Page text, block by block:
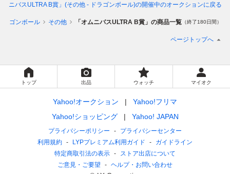
ムニバスULTRA B賞」(その他 - ドラゴンボール)の開催中のオークションに戻る
ラゴンボール その他 「オムニバスULTRA B賞」の商品一覧 （終了180日間）
ページトップへ
トップ 出品 ウォッチ マイオク
Yahoo!オークション
Yahoo!フリマ
Yahoo!ショッピング
Yahoo! JAPAN
プライバシーポリシー
プライバシーセンター
利用規約
LYPプレミアム利用ガイド
ガイドライン
特定商取引法の表示
ストア出店について
ご意見・ご要望
ヘルプ・お問い合わせ